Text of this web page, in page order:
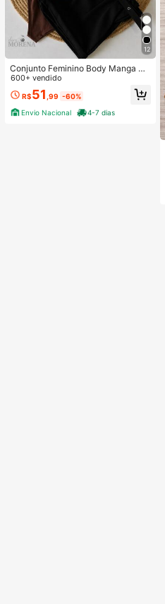
12
Conjunto Feminino Body Manga Cu
rta + Short Alfaiataria com Cinto En
capado – Look Casual Dia a Dia Ele
gante e Chic
600+ vendido
R$51 ,99 -60%
Envio Nacional
4-7 dias